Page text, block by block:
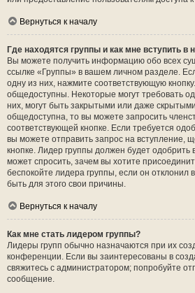
Вернуться к началу
Где находятся группы и как мне вступить в
Вы можете получить информацию обо всех
ссылке «Группы» в вашем личном разделе.
одну из них, нажмите соответствующую
общедоступны. Некоторые могут требовать
них, могут быть закрытыми или даже
общедоступна, то вы можете запросить
соответствующей кнопке. Если требуется
вы можете отправить запрос на вступление,
кнопке. Лидер группы должен будет одобрить
может спросить, зачем вы хотите
беспокойте лидера группы, если он отклонил
быть для этого свои причины.
Вернуться к началу
Как мне стать лидером группы?
Лидеры групп обычно назначаются при их
конференции. Если вы заинтересованы в
свяжитесь с администратором; попробуйте
сообщение.